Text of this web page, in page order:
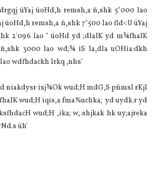
úYaj úoHd,h remsh,a ñ,shk 5"000 lao
úoHd,h remsh,a ñ,shk 7"500 lao fld<U úYaj
2'096 lao " úoHd yd ;dlaIK yd m¾fhaIK
ñ,shk 3000 lao wd;¾ iS la,dla uOHia:dkh
wdfhdackh lrkq ,nhs'
niakdysr ixj¾Ok wud;H mdG,S pñmsl rKjl
wud;H iqis,a fma%uchka; yd uydk.r yd
wud;H ,ika; w,.shjkak hk uy;ajreka
úh'